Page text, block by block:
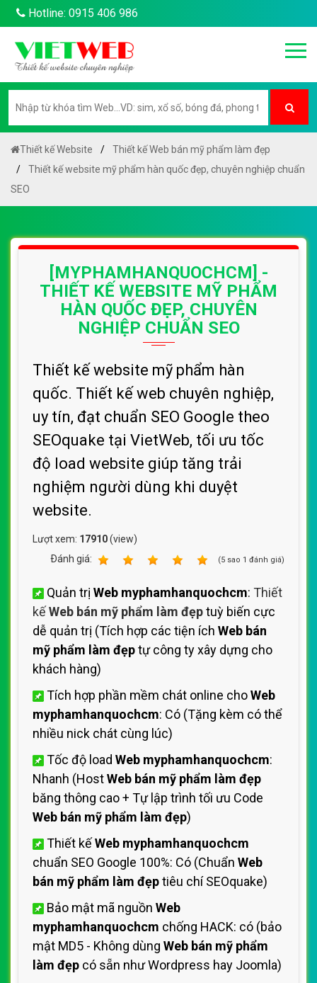
Hotline: 0915 406 986
Thiết kế Website
Thiết kế Web bán mỹ phẩm làm đẹp
Thiết kế website mỹ phẩm hàn quốc đẹp, chuyên nghiệp chuẩn
SEO
[MYPHAMHANQUOCHCM] -
THIẾT KẾ WEBSITE MỸ PHẨM
HÀN QUỐC ĐẸP, CHUYÊN
NGHIỆP CHUẨN SEO
Thiết kế website mỹ phẩm hàn
quốc. Thiết kế web chuyên nghiệp,
uy tín, đạt chuẩn SEO Google theo
SEOquake tại VietWeb, tối ưu tốc
độ load website giúp tăng trải
nghiệm người dùng khi duyệt
website.
Lượt xem: 17910(view)
Ðánh giá:
(5 sao 1 đánh giá)
Quản trị Web myphamhanquochcm: Thiết
kếWeb bán mỹ phẩm làm đẹptuỳ biến cực
dễ quản trị (Tích hợp các tiện ích Web bán
mỹ phẩm làm đẹptự công ty xây dựng cho
khách hàng)
Tích hợp phần mềm chát online choWeb
myphamhanquochcm: Có (Tặng kèm có thể
nhiều nick chát cùng lúc)
Tốc độ load Web myphamhanquochcm:
Nhanh (HostWeb bán mỹ phẩm làm đẹp
băng thông cao + Tự lập trình tối ưu Code
Web bán mỹ phẩm làm đẹp)
Thiết kếWeb myphamhanquochcm
chuẩn SEO Google 100%: Có (Chuẩn Web
bán mỹ phẩm làm đẹptiêu chí SEOquake)
Bảo mật mã nguồn Web
myphamhanquochcm chống HACK: có (bảo
mật MD5 - Không dùng Web bán mỹ phẩm
làm đẹp có sẵn như Wordpress hay Joomla)